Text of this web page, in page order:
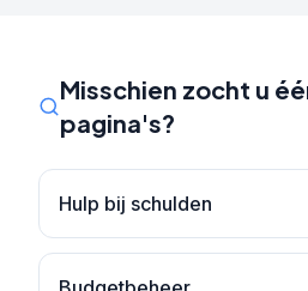
Misschien zocht u
pagina's?
Hulp bij schulden